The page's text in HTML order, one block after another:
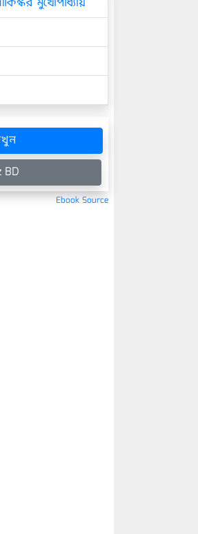
BD
Ebook Source